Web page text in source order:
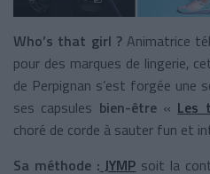
Who’s that girl ?Animatrice
pour des marques de lingerie,
de Perpignan s’est forgée une
ses capsules bien-être« Les
choré de corde à sauter fun et
Sa méthode : JYMP soit la